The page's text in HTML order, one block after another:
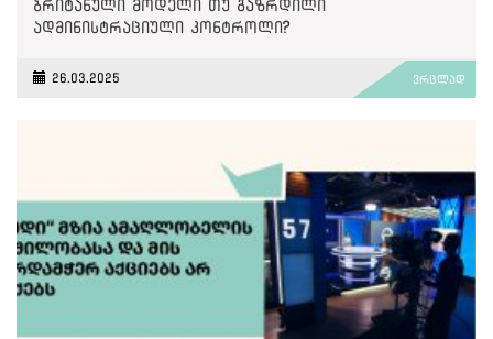
ბრიტანული მოდელი თუ გაზრდილი
ადმინისტრაციული კონტროლი?
26.03.2025 ვრცლად